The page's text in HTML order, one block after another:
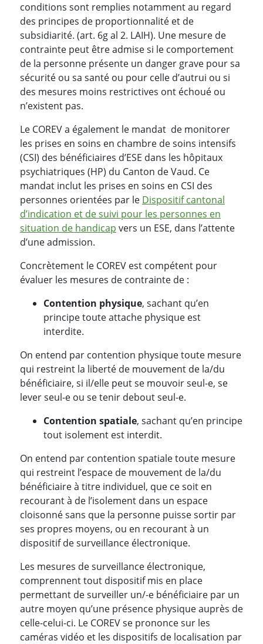
conditions sont remplies notamment au regard
des principes de proportionnalité et de
subsidiarité. (art. 6g al 2. LAIH). Une mesure de
contrainte peut être admise si le comportement
de la personne présente un danger grave pour sa
sécurité ou sa santé ou pour celle d’autrui ou si
des mesures moins restrictives ont échoué ou
n’existent pas.
Le COREV a également le mandat de monitorer
les prises en soins en chambre de soins intensifs
(CSI) des bénéficiaires d’ESE dans les hôpitaux
psychiatriques (HP) du Canton de Vaud. Ce
mandat inclut les prises en soins en CSI des
personnes orientées par le Dispositif cantonal
d’indication et de suivi pour les personnes en
situation de handicap vers un ESE, dans l’attente
d’une admission.
Concrètement le COREV est compétent pour
évaluer les mesures de contrainte de :
Contention physique, sachant qu’en
principe toute attache physique est
interdite.
On entend par contention physique toute mesure
qui restreint la liberté de mouvement de la/du
bénéficiaire, si il/elle peut se mouvoir seul-e, se
lever seul-e ou se tenir debout seul-e.
Contention spatiale, sachant qu’en principe
tout isolement est interdit.
On entend par contention spatiale toute mesure
qui restreint l’espace de mouvement de la/du
bénéficiaire à titre individuel, que ce soit en
recourant à de l’isolement dans un espace
cloisonné sans que la personne puisse sortir par
ses propres moyens, ou en recourant à un
dispositif de surveillance électronique.
Les mesures de surveillance électronique,
comprennent tout dispositif mis en place
permettant de surveiller un/-e bénéficiaire par un
autre moyen qu’une présence physique auprès de
celle-celui-ci. Le COREV se prononce sur les
caméras vidéo et les dispositifs de localisation par